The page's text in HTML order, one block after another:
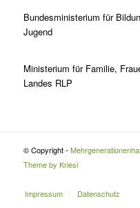
Bundesministerium für
Jugend
Ministerium für Familie,
Landes RLP
© Copyright -
Theme by Kriesi
Impressum Datenschutz